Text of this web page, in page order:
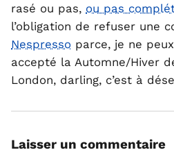
rasé ou pas, ou pas
l’obligation de refuser une
Nespresso parce, je ne
accepté la Automne/Hiver
London, darling, c’est à
Laisser un commentaire